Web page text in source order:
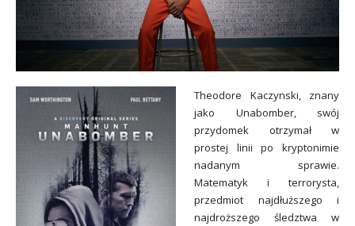
Theodore Kaczynski, znany
jako Unabomber, swój
przydomek otrzymał w
prostej linii po kryptonimie
nadanym sprawie.
Matematyk i terrorysta,
przedmiot najdłuższego i
najdroższego śledztwa w